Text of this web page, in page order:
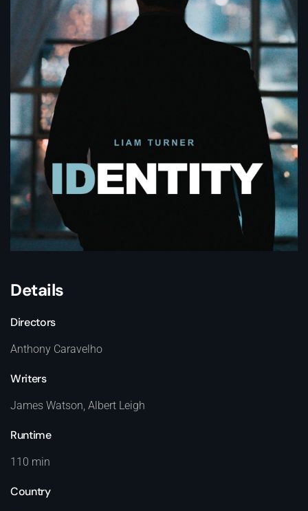
Details
Directors
Anthony Caravelho
Writers
James Watson, Albert Leigh
Runtime
110 min
Country